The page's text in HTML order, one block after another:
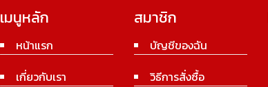
เมนูหลัก
หน้าแรก
เกี่ยวกับเรา
สมาชิก
บัญชีของฉัน
วิธีการสั่งซื้อ